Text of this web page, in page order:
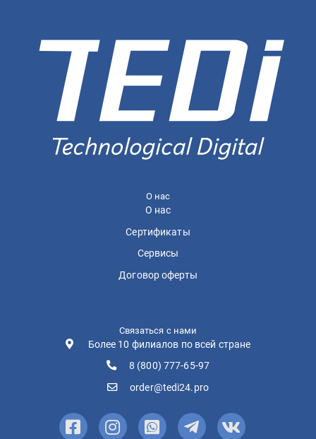
О нас
О нас
Сертификаты
Сервисы
Договор оферты
Связаться с нами
Более 10 филиалов по всей стране
8 (800) 777-65-97
order@tedi24.pro